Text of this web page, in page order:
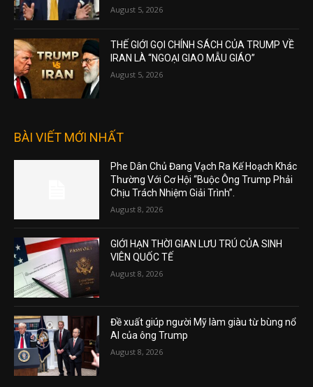
August 5, 2026
THẾ GIỚI GỌI CHÍNH SÁCH CỦA TRUMP VỀ
IRAN LÀ “NGOẠI GIAO MẪU GIÁO”
August 5, 2026
BÀI VIẾT MỚI NHẤT
Phe Dân Chủ Đang Vạch Ra Kế Hoạch Khác
Thường Với Cơ Hội “Buộc Ông Trump Phải
Chịu Trách Nhiệm Giải Trình”.
August 8, 2026
GIỚI HẠN THỜI GIAN LƯU TRÚ CỦA SINH
VIÊN QUỐC TẾ
August 8, 2026
Đề xuất giúp người Mỹ làm giàu từ bùng nổ
AI của ông Trump
August 8, 2026